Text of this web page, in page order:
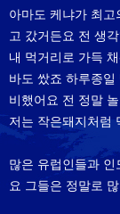
아마도 케냐가 최
고 갔거든요 전 생
내 먹거리로 가득
바도 쌌죠 하루종
비했어요 전 정말
저는 작은돼지처럼
많은 유럽인들과
요 그들은 정말로